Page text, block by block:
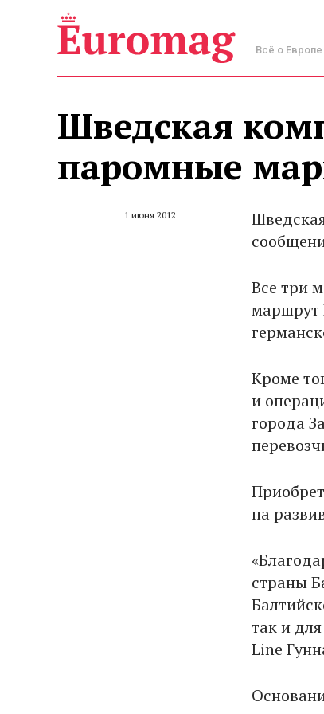
Всё о Европе
Шведская
паромные
1 июня 2012
Все три
маршрут
Кроме
и
города
на
страны
так и
Line